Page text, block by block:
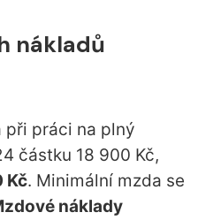
nákladů
při práci na plný
částku 18 900 Kč,
Kč. Minimální mzda se
náklady